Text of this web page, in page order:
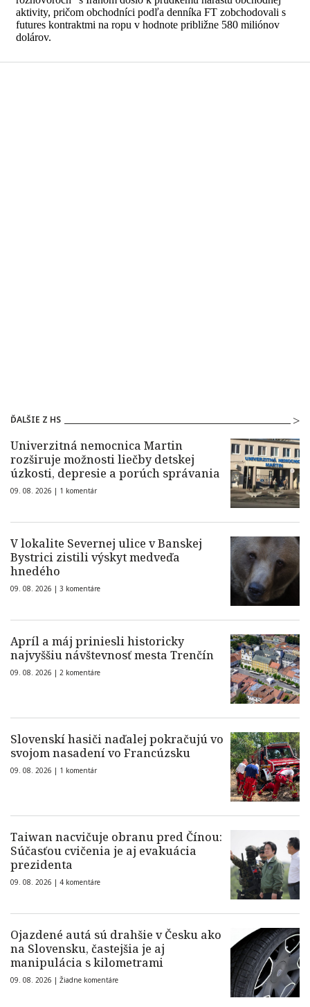
ĎALŠIE Z HS
Univerzitná nemocnica Martin
rozširuje možnosti liečby detskej
úzkosti, depresie a porúch správania
09. 08. 2026 | 1 komentár
V lokalite Severnej ulice v Banskej
Bystrici zistili výskyt medveďa
hnedého
09. 08. 2026 | 3 komentáre
Apríl a máj priniesli historicky
najvyššiu návštevnosť mesta Trenčín
09. 08. 2026 | 2 komentáre
Slovenskí hasiči naďalej pokračujú vo
svojom nasadení vo Francúzsku
09. 08. 2026 | 1 komentár
Taiwan nacvičuje obranu pred Čínou:
Súčasťou cvičenia je aj evakuácia
prezidenta
09. 08. 2026 | 4 komentáre
Ojazdené autá sú drahšie v Česku ako
na Slovensku, častejšia je aj
manipulácia s kilometrami
09. 08. 2026 | Žiadne komentáre